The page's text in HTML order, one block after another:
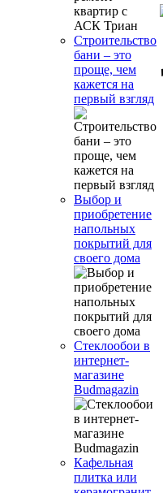
Строительство
бани – это
проще, чем
кажется на
первый взгляд
Выбор и
приобретение
напольных
покрытий для
своего дома
Стеклообои в
интернет-
магазине
Budmagazin
Кафельная
плитка или